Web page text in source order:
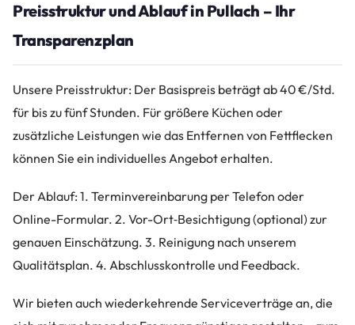
Preisstruktur und Ablauf in Pullach – Ihr
Transparenzplan
Unsere Preisstruktur: Der Basispreis beträgt ab 40 €/Std.
für bis zu fünf Stunden. Für größere Küchen oder
zusätzliche Leistungen wie das Entfernen von Fettflecken
können Sie ein individuelles Angebot erhalten.
Der Ablauf: 1. Terminvereinbarung per Telefon oder
Online-Formular. 2. Vor-Ort‑Besichtigung (optional) zur
genauen Einschätzung. 3. Reinigung nach unserem
Qualitätsplan. 4. Abschlusskontrolle und Feedback.
Wir bieten auch wiederkehrende Serviceverträge an, die